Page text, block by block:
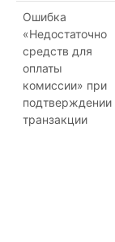
Ошибка
«Недостаточно
средств для
оплаты
комиссии» при
подтверждении
транзакции